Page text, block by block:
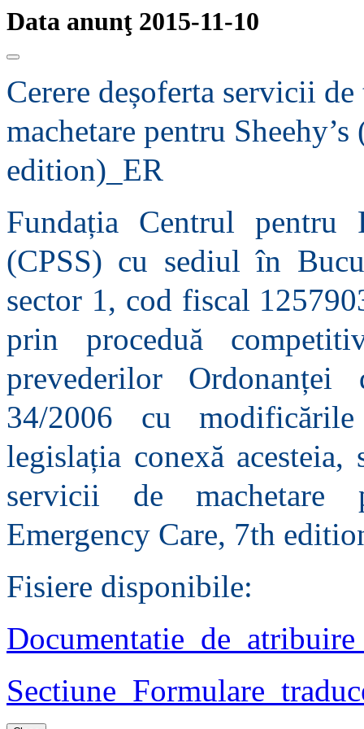
Data anunţ 2015-11-10
Cerere deșoferta servicii
machetare pentru
edition)_ER
Fundația Centrul
(CPSS) cu sediul în
sector 1, cod fiscal
prin proceduă
prevederilor
34/2006 cu
legislația conexă
servicii de machetare
Emergency Care, 7th
Fisiere disponibile: